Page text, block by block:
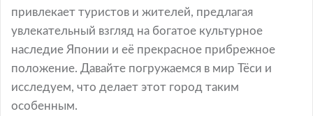
привлекает туристов и жителей, предлагая
увлекательный взгляд на богатое культурное
наследие Японии и её прекрасное прибрежное
положение. Давайте погружаемся в мир Тёси и
исследуем, что делает этот город таким
особенным.